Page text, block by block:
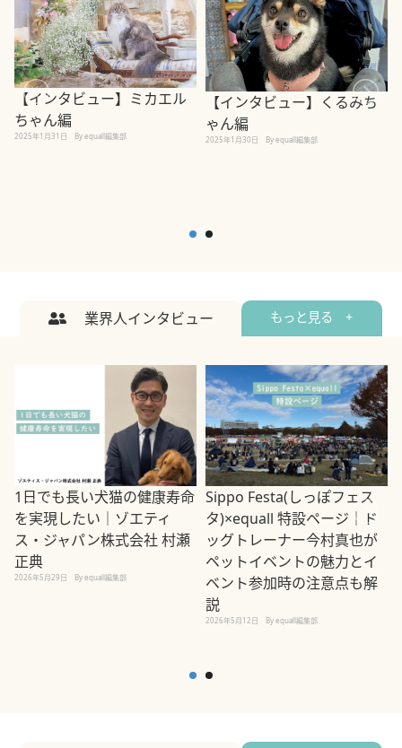
【インタビュー】ミカエル
ちゃん編
2025年1月31日 By equall編集部
【インタビュー】くるみち
ゃん編
2025年1月30日 By equall編集部
業界人インタビュー もっと見る +
1日でも長い犬猫の健康寿命
を実現したい｜ゾエティ
ス・ジャパン株式会社 村瀬
正典
2026年5月29日 By equall編集部
Sippo Festa(しっぽフェス
タ)×equall 特設ページ｜ド
ッグトレーナー今村真也が
ペットイベントの魅力とイ
ベント参加時の注意点も解
説
2026年5月12日 By equall編集部